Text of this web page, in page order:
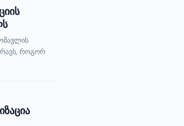
როგორ